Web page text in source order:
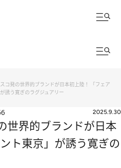
コ発の世界的ブランドが日本初上陸！ 「フェア
誘う寛ぎのラグジュアリー
2025.9.30
世界的ブランドが日本
ト東京」が誘う寛ぎの